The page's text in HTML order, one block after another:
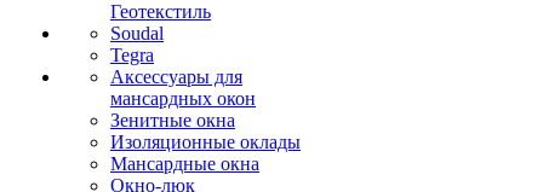
Геотекстиль
Soudal
Tegra
Аксессуары для
мансардных окон
Зенитные окна
Изоляционные оклады
Мансардные окна
Окно-люк